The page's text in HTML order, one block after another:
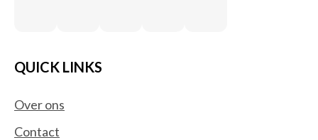
QUICK LINKS
Over ons
Contact